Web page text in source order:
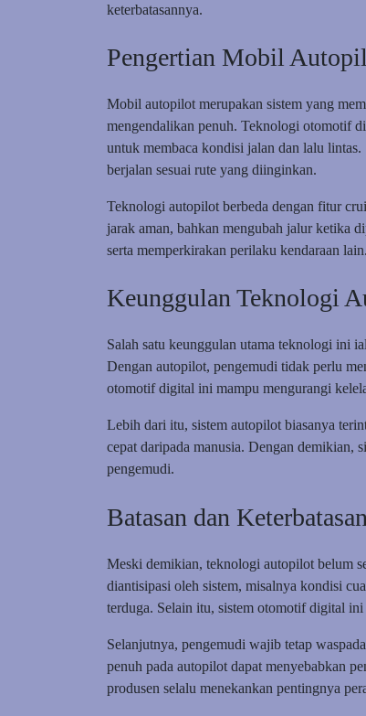
keterbatasannya.
Pengertian Mobil
Mobil autopilot merupakan sistem yang
mengendalikan penuh. Teknologi otomotif
untuk membaca kondisi jalan dan lalu
berjalan sesuai rute yang diinginkan.
Teknologi autopilot berbeda dengan fitur
jarak aman, bahkan mengubah jalur ketika
serta memperkirakan perilaku kendaraan lain.
Keunggulan Teknologi
Salah satu keunggulan utama teknologi ini
Dengan autopilot, pengemudi tidak perlu
otomotif digital ini mampu mengurangi
Lebih dari itu, sistem autopilot biasanya
cepat daripada manusia. Dengan demikian,
pengemudi.
Batasan dan
Meski demikian, teknologi autopilot belum
diantisipasi oleh sistem, misalnya kondisi
terduga. Selain itu, sistem otomotif digital
Selanjutnya, pengemudi wajib tetap
penuh pada autopilot dapat menyebabkan
produsen selalu menekankan pentingnya